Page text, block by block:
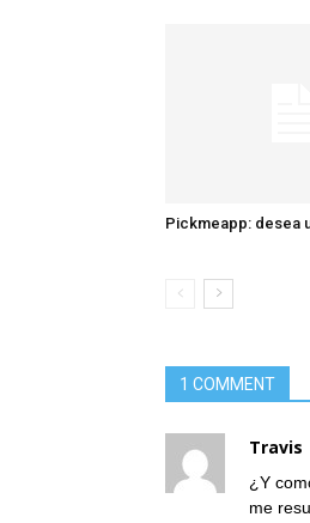
Pickmeapp: desea
1 COMMENT
Travis
¿Y
me